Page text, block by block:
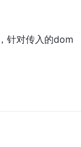
针对传入的dom